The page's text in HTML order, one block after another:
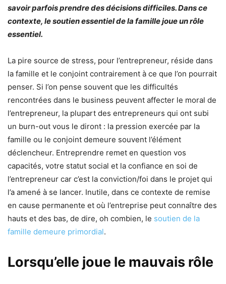
savoir parfois prendre des décisions difficiles. Dans ce
contexte, le soutien essentiel de la famille joue un rôle
essentiel.
La pire source de stress, pour l’entrepreneur, réside dans
la famille et le conjoint contrairement à ce que l’on pourrait
penser. Si l’on pense souvent que les difficultés
rencontrées dans le business peuvent affecter le moral de
l’entrepreneur, la plupart des entrepreneurs qui ont subi
un burn-out vous le diront : la pression exercée par la
famille ou le conjoint demeure souvent l’élément
déclencheur. Entreprendre remet en question vos
capacités, votre statut social et la confiance en soi de
l’entrepreneur car c’est la conviction/foi dans le projet qui
l’a amené à se lancer. Inutile, dans ce contexte de remise
en cause permanente et où l’entreprise peut connaître des
hauts et des bas, de dire, oh combien, le soutien de la
famille demeure primordial.
Lorsqu’elle joue le mauvais rôle